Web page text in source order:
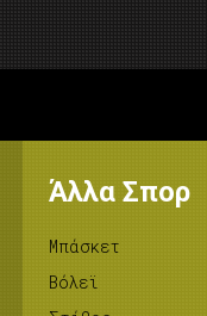
Άλλα Σπορ
Μπάσκετ
Βόλεϊ